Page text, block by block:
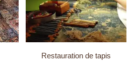
Restauration de tapis